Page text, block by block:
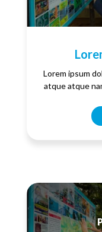
Lorem ipsum
atque atque